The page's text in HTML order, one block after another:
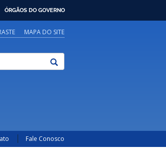
ÓRGÃOS DO GOVERNO
MAPA DO SITE
Fale Conosco